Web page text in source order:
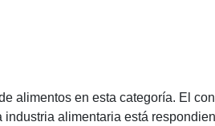
alimentos en esta categoría. El
alimentaria está